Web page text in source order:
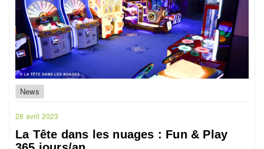
News
28 avril 2023
La Tête dans les nuages : Fun & Play